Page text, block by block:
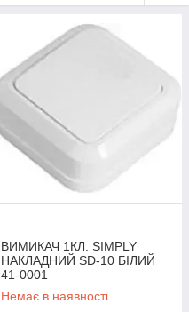
ВИМИКАЧ 1КЛ. SIMPLY
НАКЛАДНИЙ SD-10 БІЛИЙ
41-0001
Немає в наявності